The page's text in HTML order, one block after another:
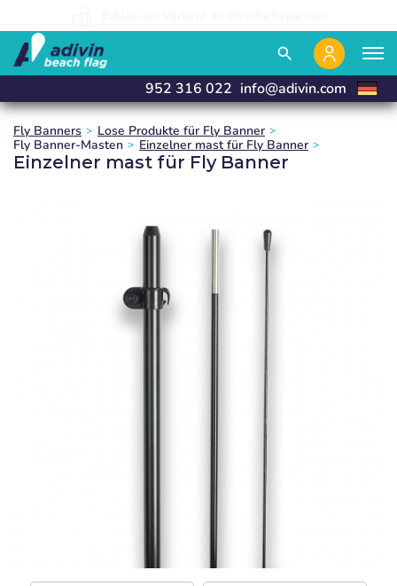
search
952 316 022 info@adivin.com
Fly Banners
Lose Produkte für Fly Banner
Fly Banner-Masten
Einzelner mast für Fly Banner
Einzelner mast für Fly Banner